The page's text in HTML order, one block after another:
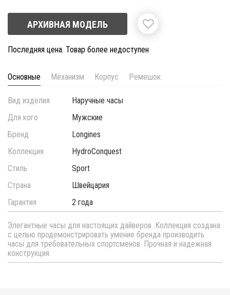
АРХИВНАЯ МОДЕЛЬ
Последняя цена. Товар более недоступен
Основные Механизм Корпус Ремешок
Вид изделия
Наручные часы
Для кого
Мужские
Бренд
Longines
Коллекция
HydroConquest
Стиль
Sport
Страна
Швейцария
Гарантия
2 года
Элегантные часы для настоящих дайверов. Коллекция создана
с целью продемонстрировать умение бренда производить
часы для требовательных спортсменов. Прочная и надежная
конструкция.